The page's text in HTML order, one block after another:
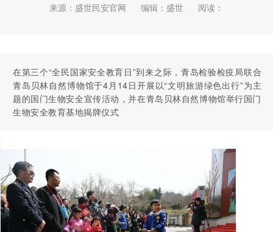
来源：盛世民安官网
编辑：盛世 阅读：
在第三个“全民国家安全教育日”到来之际，青岛检验检疫局联合
青岛贝林自然博物馆于4月14日开展以“文明旅游绿色出行”为主
题的国门生物安全宣传活动，并在青岛贝林自然博物馆举行国门
生物安全教育基地揭牌仪式